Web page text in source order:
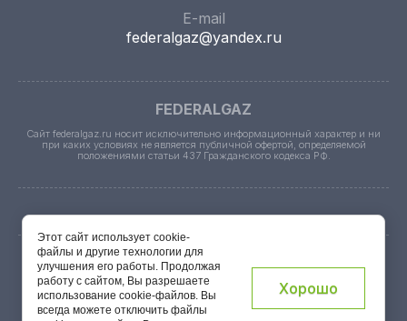
E-mail
federalgaz@yandex.ru
FEDERALGAZ
Сайт federalgaz.ru носит исключительно информационный характер и ни
при каких условиях не является публичной офертой, определяемой
положениями статьи 437 Гражданского кодекса РФ.
© FederalGaz 2026. Все права защищены.
Этот сайт использует cookie-
файлы и другие технологии для
улучшения его работы. Продолжая
работу с сайтом, Вы разрешаете
использование cookie-файлов. Вы
всегда можете отключить файлы
Хорошо